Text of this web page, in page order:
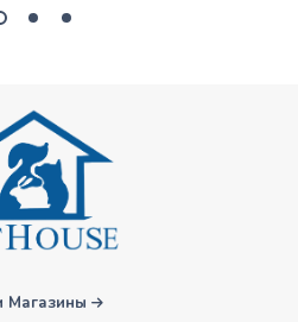
Магазины